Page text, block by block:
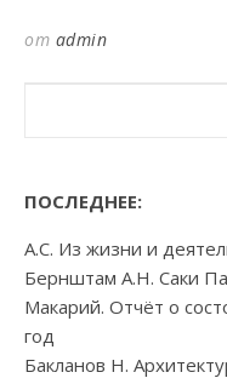
от admin
ПОСЛЕДНЕЕ:
А.С. Из жизни и
Бернштам А.Н. Саки
Макарий. Отчёт о
год
Бакланов Н.